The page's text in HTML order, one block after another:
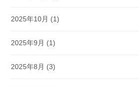
2025年10月 (1)
2025年9月 (1)
2025年8月 (3)